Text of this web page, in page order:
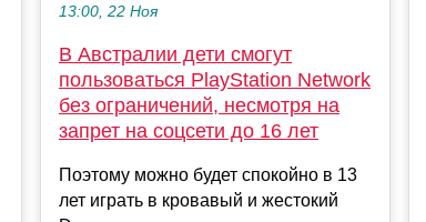
13:00, 22 Ноя
В Австралии дети смогут
пользоваться PlayStation Network
без ограничений, несмотря на
запрет на соцсети до 16 лет
Поэтому можно будет спокойно в 13
лет играть в кровавый и жестокий